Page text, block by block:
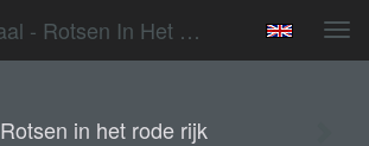
Marjan Nagtegaal - Rotsen In Het Rode Rijk
Rotsen in het rode rijk